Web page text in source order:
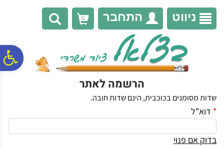
נגישות
אתר
המרכזי
ניווט התחבר 0
הרשמה לאתר
שדות מסומנים בכוכבית, הינם שדות חובה.
* דוא"ל
בדוק אם פנוי